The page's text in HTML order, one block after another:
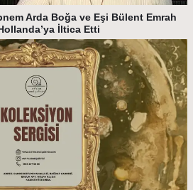
Arda Boğa ve Eşi Bülent Emrah
İltica Etti